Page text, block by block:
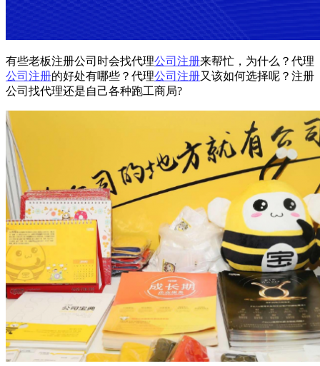
有些老板注册公司时会找代理公司注册来帮忙，为什么？代理
公司注册的好处有哪些？代理公司注册又该如何选择呢？注册
公司找代理还是自己各种跑工商局?